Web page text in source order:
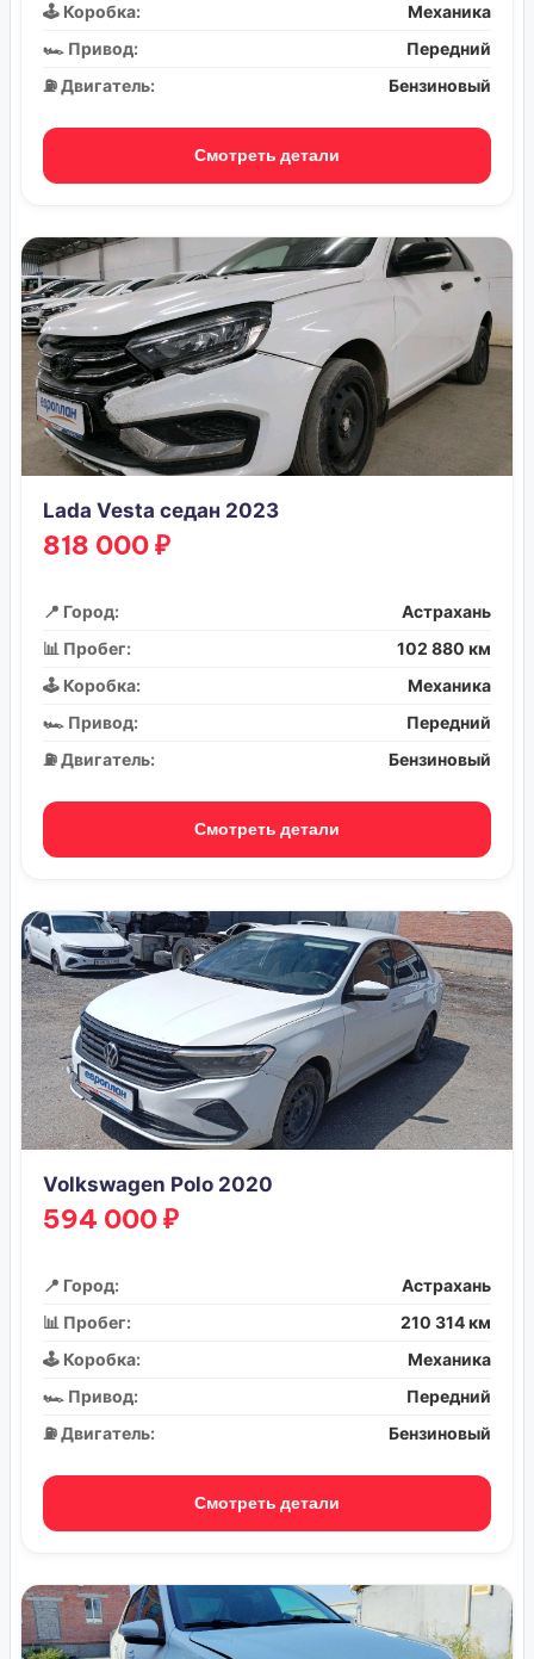
🕹️ Коробка:
Механика
🏎️ Привод:
Передний
⛽ Двигатель:
Бензиновый
Смотреть детали
Lada Vesta седан 2023
818 000 ₽
📍 Город:
Астрахань
📊 Пробег:
102 880 км
🕹️ Коробка:
Механика
🏎️ Привод:
Передний
⛽ Двигатель:
Бензиновый
Смотреть детали
Volkswagen Polo 2020
594 000 ₽
📍 Город:
Астрахань
📊 Пробег:
210 314 км
🕹️ Коробка:
Механика
🏎️ Привод:
Передний
⛽ Двигатель:
Бензиновый
Смотреть детали